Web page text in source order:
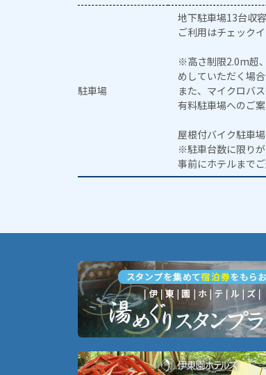
駐車場
地下駐車場13台収
ご利用はチェック
※高さ制限2.0m超
めしていただく場合
また、マイクロバス
有料駐車場へのご案
屋根付バイク駐車場
※駐車台数に限りが
事前にホテルまでご